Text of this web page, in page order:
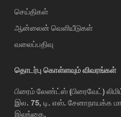
செய்திகள்
ஆன்லைன் வெளியீடுகள்
வலைப்பதிவு
தொடர்பு கொள்ளவும் விவரங்கள்
பிரைம் லேண்ட்ஸ் (பிரைவேட்)
இல. 75, டி. எஸ். சேனாநாயக்க
இலங்கை,